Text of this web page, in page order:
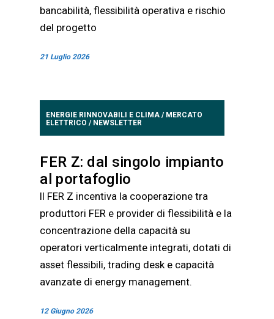
bancabilità, flessibilità operativa e rischio
del progetto
21 Luglio 2026
ENERGIE RINNOVABILI E CLIMA / MERCATO
ELETTRICO / NEWSLETTER
FER Z: dal singolo impianto
al portafoglio
Il FER Z incentiva la cooperazione tra
produttori FER e provider di flessibilità e la
concentrazione della capacità su
operatori verticalmente integrati, dotati di
asset flessibili, trading desk e capacità
avanzate di energy management.
12 Giugno 2026